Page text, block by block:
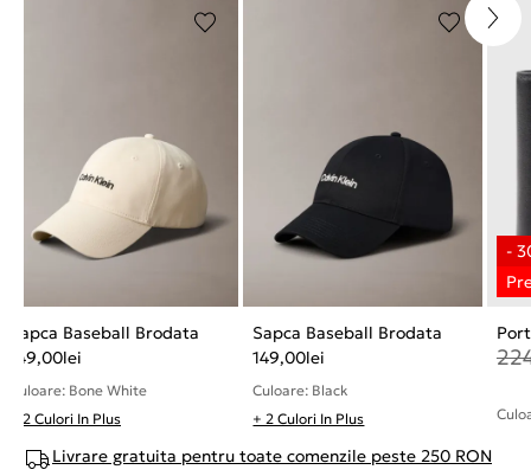
Sapca Baseball Brodata
149,00lei
Culoare: Bone White
+ 2 Culori In Plus
Sapca Baseball Brodata
149,00lei
Culoare: Black
+ 2 Culori In Plus
Livrare gratuita pentru toate comenzile peste 250 RON